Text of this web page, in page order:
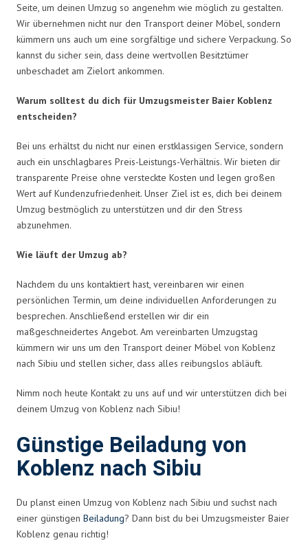
Seite, um deinen Umzug so angenehm wie möglich zu gestalten.
Wir übernehmen nicht nur den Transport deiner Möbel, sondern
kümmern uns auch um eine sorgfältige und sichere Verpackung. So
kannst du sicher sein, dass deine wertvollen Besitztümer
unbeschadet am Zielort ankommen.
Warum solltest du dich für Umzugsmeister Baier Koblenz
entscheiden?
Bei uns erhältst du nicht nur einen erstklassigen Service, sondern
auch ein unschlagbares Preis-Leistungs-Verhältnis. Wir bieten dir
transparente Preise ohne versteckte Kosten und legen großen
Wert auf Kundenzufriedenheit. Unser Ziel ist es, dich bei deinem
Umzug bestmöglich zu unterstützen und dir den Stress
abzunehmen.
Wie läuft der Umzug ab?
Nachdem du uns kontaktiert hast, vereinbaren wir einen
persönlichen Termin, um deine individuellen Anforderungen zu
besprechen. Anschließend erstellen wir dir ein
maßgeschneidertes Angebot. Am vereinbarten Umzugstag
kümmern wir uns um den Transport deiner Möbel von Koblenz
nach Sibiu und stellen sicher, dass alles reibungslos abläuft.
Nimm noch heute Kontakt zu uns auf und wir unterstützen dich bei
deinem Umzug von Koblenz nach Sibiu!
Günstige Beiladung von
Koblenz nach Sibiu
Du planst einen Umzug von Koblenz nach Sibiu und suchst nach
einer günstigen Beiladung? Dann bist du bei Umzugsmeister Baier
Koblenz genau richtig!